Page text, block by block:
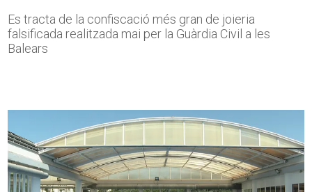
Es tracta de la confiscació més gran de joieria
falsificada realitzada mai per la Guàrdia Civil a les
Balears